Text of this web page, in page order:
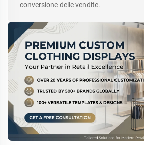
conversione delle vendite.